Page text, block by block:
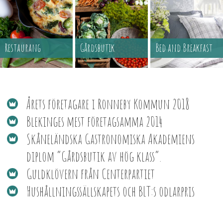
Restaurang Gårdsbutik Bed and Breakfast
Årets företagare i Ronneby Kommun 2018
Blekinges mest företagsamma 2014
Skåneländska Gastronomiska Akademiens
diplom ”Gårdsbutik av hög klass”.
Guldklövern från Centerpartiet
Hushållningssällskapets och BLT:s odlarpris